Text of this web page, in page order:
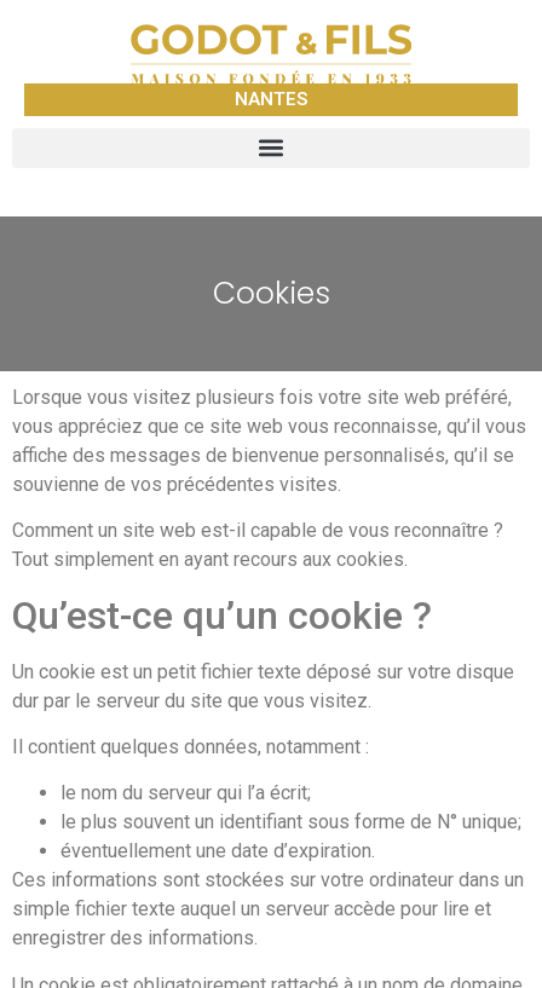
NANTES
Cookies
Lorsque vous visitez plusieurs fois votre site web préféré,
vous appréciez que ce site web vous reconnaisse, qu’il vous
affiche des messages de bienvenue personnalisés, qu’il se
souvienne de vos précédentes visites.
Comment un site web est-il capable de vous reconnaître ?
Tout simplement en ayant recours aux cookies.
Qu’est-ce qu’un cookie ?
Un cookie est un petit fichier texte déposé sur votre disque
dur par le serveur du site que vous visitez.
Il contient quelques données, notamment :
le nom du serveur qui l’a écrit;
le plus souvent un identifiant sous forme de N° unique;
éventuellement une date d’expiration.
Ces informations sont stockées sur votre ordinateur dans un
simple fichier texte auquel un serveur accède pour lire et
enregistrer des informations.